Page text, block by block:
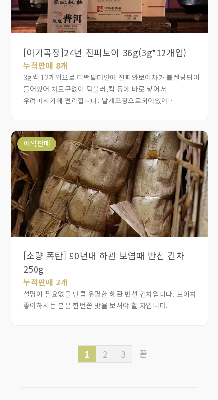
[이기곡장]24년 진피보이 36g(3g*12개입)
누적판매 8개
3g씩 12개입으로 티백필터안에 진피와보이차가 블렌딩되어
들어있어 차도구없이 텀블러,컵 등에 바로 넣어서
우려마시기에 편리합니다. 낱개포장으로되어있어
예약판매
[소량 폭탄] 90년대 하관 보염패 반선 긴차
250g
누적판매 2개
설명이 필요없을 만큼 유명한 하관 반선 긴차입니다. 보이차
좋아하시는 분은 한번쯤 맛을 보셔야 할 차입니다.
1 2 3 끝